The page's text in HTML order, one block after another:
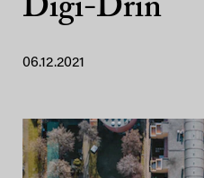
Digi-Drin
06.12.2021